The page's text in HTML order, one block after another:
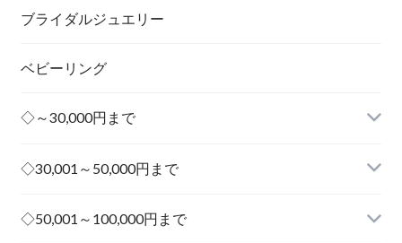
ブライダルジュエリー
ベビーリング
◇～30,000円まで
その他
◇30,001～50,000円まで
◇50,001～100,000円まで